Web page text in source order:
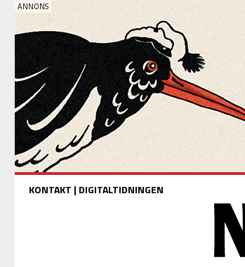
KONTAKT | DIGITALTIDNINGEN